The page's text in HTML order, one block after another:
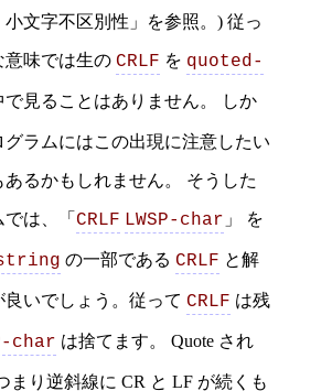
小文字不区別性」を参照。) 従っ
意味では生の CRLF を quoted-
グラムにはこの出現に注意したい
あるかもしれません。 そうした
は、「 CRLF LWSP-char 」 を
の一部である CRLF と解
いでしょう。従って CRLF は残
char は捨てます。 Quote され
まり逆斜線に CR と LF が続くも